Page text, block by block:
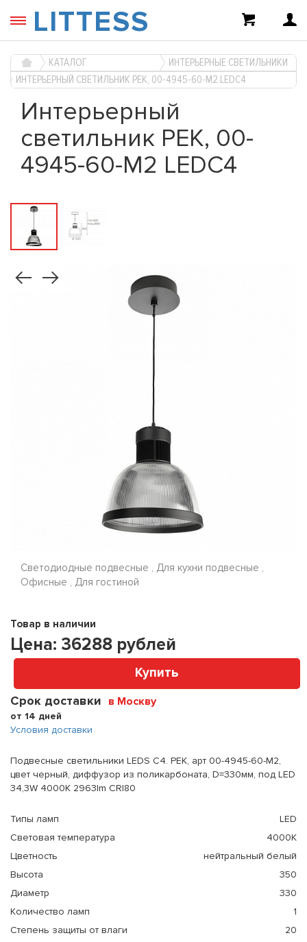
LITTESS
КАТАЛОГ
ИНТЕРЬЕРНЫЕ СВЕТИЛЬНИКИ
ИНТЕРЬЕРНЫЙ СВЕТИЛЬНИК PEK, 00-4945-60-M2 LEDC4
Интерьерный
светильник PEK, 00-
4945-60-M2 LEDC4
Светодиодные подвесные , Для кухни подвесные ,
Офисные , Для гостиной
Товар в наличии
Цена: 36288 рублей
Купить
Срок доставки в Москву
от 14 дней
Условия доставки
Подвесные светильники LEDS C4. PEK, арт 00-4945-60-M2,
цвет черный, диффузор из поликарбоната, D=330мм, под LED
34,3W 4000K 2963lm CRI80
Типы ламп
LED
Световая температура
4000K
Цветность
нейтральный белый
Высота
350
Диаметр
330
Количество ламп
1
Степень защиты от влаги
20